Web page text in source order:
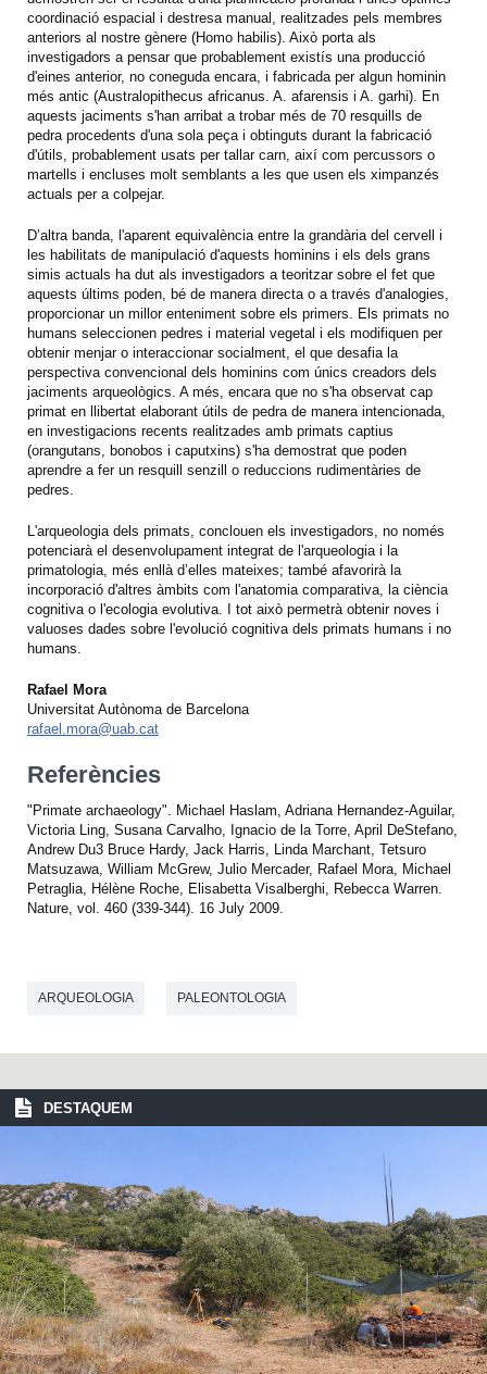
coordinació espacial i destresa manual, realitzades pels membres
anteriors al nostre gènere (Homo habilis). Això porta als
investigadors a pensar que probablement existís una producció
d'eines anterior, no coneguda encara, i fabricada per algun hominin
més antic (Australopithecus africanus. A. afarensis i A. garhi). En
aquests jaciments s'han arribat a trobar més de 70 resquills de
pedra procedents d'una sola peça i obtinguts durant la fabricació
d'útils, probablement usats per tallar carn, així com percussors o
martells i encluses molt semblants a les que usen els ximpanzés
actuals per a colpejar.
D’altra banda, l'aparent equivalència entre la grandària del cervell i
les habilitats de manipulació d'aquests hominins i els dels grans
simis actuals ha dut als investigadors a teoritzar sobre el fet que
aquests últims poden, bé de manera directa o a través d'analogies,
proporcionar un millor enteniment sobre els primers. Els primats no
humans seleccionen pedres i material vegetal i els modifiquen per
obtenir menjar o interaccionar socialment, el que desafia la
perspectiva convencional dels hominins com únics creadors dels
jaciments arqueològics. A més, encara que no s'ha observat cap
primat en llibertat elaborant útils de pedra de manera intencionada,
en investigacions recents realitzades amb primats captius
(orangutans, bonobos i caputxins) s'ha demostrat que poden
aprendre a fer un resquill senzill o reduccions rudimentàries de
pedres.
L'arqueologia dels primats, conclouen els investigadors, no només
potenciarà el desenvolupament integrat de l'arqueologia i la
primatologia, més enllà d’elles mateixes; també afavorirà la
incorporació d'altres àmbits com l'anatomia comparativa, la ciència
cognitiva o l'ecologia evolutiva. I tot això permetrà obtenir noves i
valuoses dades sobre l'evolució cognitiva dels primats humans i no
humans.
Rafael Mora
Universitat Autònoma de Barcelona
rafael.mora@uab.cat
Referències
"Primate archaeology". Michael Haslam, Adriana Hernandez-Aguilar,
Victoria Ling, Susana Carvalho, Ignacio de la Torre, April DeStefano,
Andrew Du3 Bruce Hardy, Jack Harris, Linda Marchant, Tetsuro
Matsuzawa, William McGrew, Julio Mercader, Rafael Mora, Michael
Petraglia, Hélène Roche, Elisabetta Visalberghi, Rebecca Warren.
Nature, vol. 460 (339-344). 16 July 2009.
ARQUEOLOGIA PALEONTOLOGIA
DESTAQUEM